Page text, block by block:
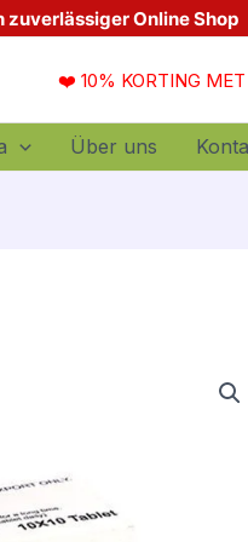
zuverlässiger Online
❤️ 10% KORTING MET
Über uns